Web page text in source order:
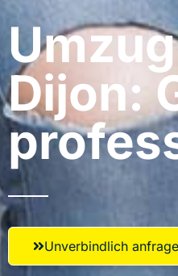
Dijon:
Unverbindlich